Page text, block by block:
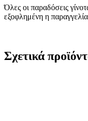
Όλες οι παραδόσεις
εξοφλημένη η
Σχετικά